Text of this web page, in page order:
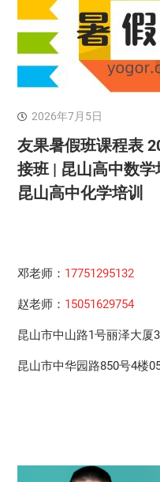
2026年7月5日
友果暑假班课程表
接班 | 昆山高中数
昆山高中化学培训
邓老师： 17751295132
赵老师： 15051629754
昆山市中山路1号丽泽大厦
昆山市中华园路850号4楼